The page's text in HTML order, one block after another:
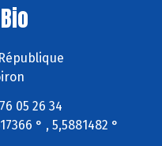
05 26 34
° , 5,5881482 °